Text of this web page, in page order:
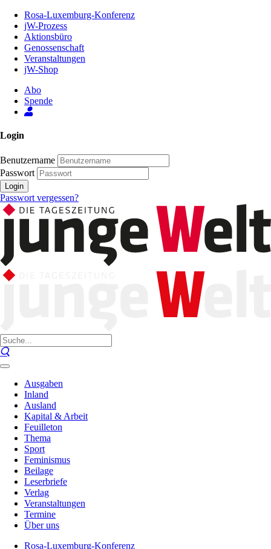
Inhalt
Seite
Rosa-Luxemburg-Konferenz
jW-Prozess
Aktionsbüro
Genossenschaft
Veranstaltungen
jW-Shop
Abo
Spende
Login
Benutzername
Passwort
Login
Passwort vergessen?
Ausgaben
Inland
Ausland
Kapital & Arbeit
Feuilleton
Thema
Sport
Feminismus
Beilage
Leserbriefe
Verlag
Veranstaltungen
Termine
Über uns
Rosa-Luxemburg-Konferenz